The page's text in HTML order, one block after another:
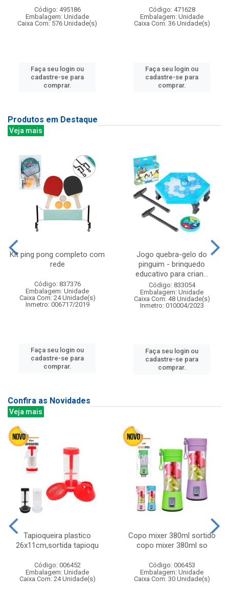
Código: 495186
Embalagem: Unidade
Caixa Com: 576 Unidade(s)
Faça seu login ou
cadastre-se para
comprar.
Código: 471628
Embalagem: Unidade
Caixa Com: 36 Unidade(s)
Faça seu login ou
cadastre-se para
comprar.
Produtos em Destaque
Veja mais
Kit ping pong completo com
rede
Código: 837376
Embalagem: Unidade
Caixa Com: 24 Unidade(s)
Inmetro: 006717/2019
Faça seu login ou
cadastre-se para
comprar.
Jogo quebra-gelo do
pinguim - brinquedo
educativo para crian...
Código: 833054
Embalagem: Unidade
Caixa Com: 48 Unidade(s)
Inmetro: 010004/2023
Faça seu login ou
cadastre-se para
comprar.
Confira as Novidades
Veja mais
Tapioqueira plastico
26x11cm,sortida tapioqu
Código: 006452
Embalagem: Unidade
Caixa Com: 24 Unidade(s)
Copo mixer 380ml sortido
copo mixer 380ml so
Código: 006453
Embalagem: Unidade
Caixa Com: 30 Unidade(s)